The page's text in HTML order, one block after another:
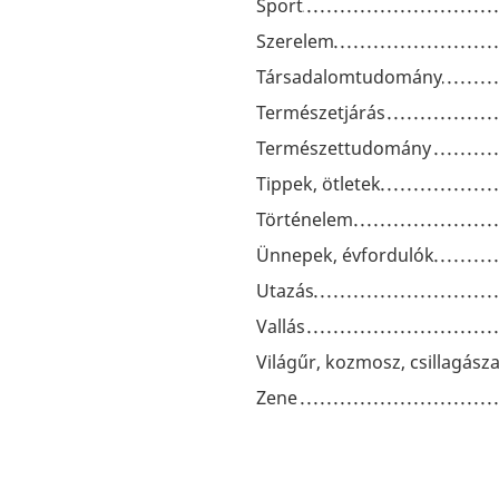
Sport
Szerelem
Társadalomtudomány
Természetjárás
Természettudomány
Tippek, ötletek
Történelem
Ünnepek, évfordulók
Utazás
Vallás
Világűr, kozmosz,
Zene